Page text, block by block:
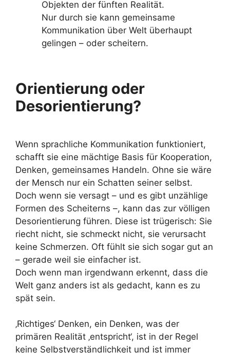
Objekten der fünften Realität.
Nur durch sie kann gemeinsame
Kommunikation über Welt überhaupt
gelingen – oder scheitern.
Orientierung oder
Desorientierung?
Wenn sprachliche Kommunikation funktioniert,
schafft sie eine mächtige Basis für Kooperation,
Denken, gemeinsames Handeln. Ohne sie wäre
der Mensch nur ein Schatten seiner selbst.
Doch wenn sie versagt – und es gibt unzählige
Formen des Scheiterns –, kann das zur völligen
Desorientierung führen. Diese ist trügerisch: Sie
riecht nicht, sie schmeckt nicht, sie verursacht
keine Schmerzen. Oft fühlt sie sich sogar gut an
– gerade weil sie einfacher ist.
Doch wenn man irgendwann erkennt, dass die
Welt ganz anders ist als gedacht, kann es zu
spät sein.
‚Richtiges‘ Denken, ein Denken, was der
primären Realität ‚entspricht‘, ist in der Regel
keine Selbstverständlichkeit und ist immer